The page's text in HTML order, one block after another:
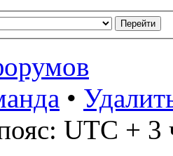
•
UTC + 3